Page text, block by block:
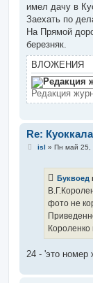
имел дачу в
Заехать по
На Прямой
березняк.
ВЛОЖЕНИЯ
Редакция
Re:
Сisl » Пн май 25,
Буквоед
фото не
Короленко
24 - 'это номер